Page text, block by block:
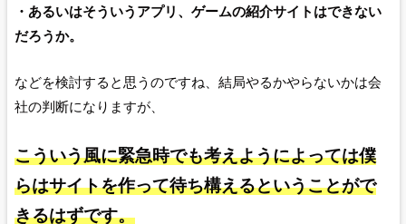
・あるいはそういうアプリ、ゲームの紹介サイトはできない
だろうか。
などを検討すると思うのですね、結局やるかやらないかは会
社の判断になりますが、
こういう風に緊急時でも考えようによっては僕
らはサイトを作って待ち構えるということがで
きるはずです。